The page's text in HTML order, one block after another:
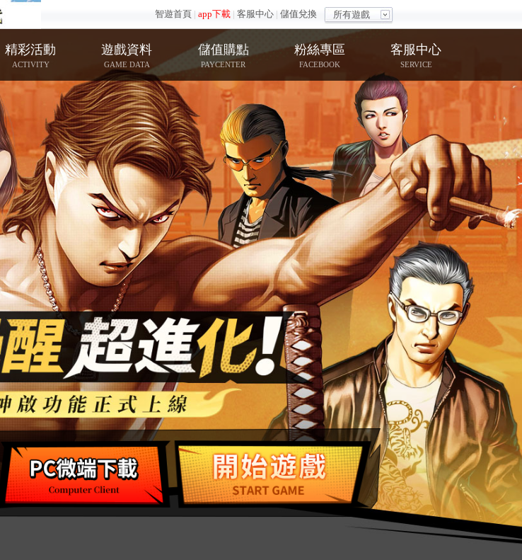
所有遊戲
智遊首頁 | app下載 | 客服中心 | 儲值兌換
精彩活動
ACTIVITY
遊戲資料
GAME DATA
儲值購點
PAYCENTER
粉絲專區
FACEBOOK
客服中心
SERVICE